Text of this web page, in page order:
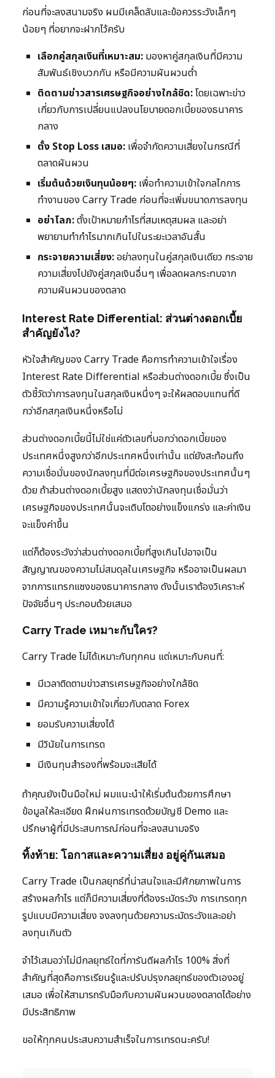
ก่อนที่จะลงสนามจริง ผมมีเคล็ดลับและข้อควรระวังเล็กๆ
น้อยๆ ที่อยากจะฝากไว้ครับ
เลือกคู่สกุลเงินที่เหมาะสม: มองหาคู่สกุลเงินที่มีความ
สัมพันธ์เชิงบวกกัน หรือมีความผันผวนต่ำ
ติดตามข่าวสารเศรษฐกิจอย่างใกล้ชิด:โดยเฉพาะข่าว
เกี่ยวกับการเปลี่ยนแปลงนโยบายดอกเบี้ยของธนาคาร
กลาง
ตั้ง Stop Loss เสมอ: เพื่อจำกัดความเสี่ยงในกรณีที่
ตลาดผันผวน
เริ่มต้นด้วยเงินทุนน้อยๆ: เพื่อทำความเข้าใจกลไกการ
ทำงานของ Carry Trade ก่อนที่จะเพิ่มขนาดการลงทุน
อย่าโลภ:ตั้งเป้าหมายกำไรที่สมเหตุสมผล และอย่า
พยายามทำกำไรมากเกินไปในระยะเวลาอันสั้น
กระจายความเสี่ยง:อย่าลงทุนในคู่สกุลเงินเดียว กระจาย
ความเสี่ยงไปยังคู่สกุลเงินอื่นๆ เพื่อลดผลกระทบจาก
ความผันผวนของตลาด
Interest Rate Differential: ส่วนต่างดอกเบี้ย
สำคัญยังไง?
หัวใจสำคัญของ Carry Trade คือการทำความเข้าใจเรื่อง
Interest Rate Differential หรือส่วนต่างดอกเบี้ย ซึ่งเป็น
ตัวชี้วัดว่าการลงทุนในสกุลเงินหนึ่งๆ จะให้ผลตอบแทนที่ดี
กว่าอีกสกุลเงินหนึ่งหรือไม่
ส่วนต่างดอกเบี้ยนี้ไม่ใช่แค่ตัวเลขที่บอกว่าดอกเบี้ยของ
ประเทศหนึ่งสูงกว่าอีกประเทศหนึ่งเท่านั้น แต่ยังสะท้อนถึง
ความเชื่อมั่นของนักลงทุนที่มีต่อเศรษฐกิจของประเทศนั้นๆ
ด้วย ถ้าส่วนต่างดอกเบี้ยสูง แสดงว่านักลงทุนเชื่อมั่นว่า
เศรษฐกิจของประเทศนั้นจะเติบโตอย่างแข็งแกร่ง และค่าเงิน
จะแข็งค่าขึ้น
แต่ก็ต้องระวังว่าส่วนต่างดอกเบี้ยที่สูงเกินไปอาจเป็น
สัญญาณของความไม่สมดุลในเศรษฐกิจ หรืออาจเป็นผลมา
จากการแทรกแซงของธนาคารกลาง ดังนั้นเราต้องวิเคราะห์
ปัจจัยอื่นๆ ประกอบด้วยเสมอ
Carry Trade เหมาะกับใคร?
Carry Trade ไม่ได้เหมาะกับทุกคน แต่เหมาะกับคนที่:
มีเวลาติดตามข่าวสารเศรษฐกิจอย่างใกล้ชิด
มีความรู้ความเข้าใจเกี่ยวกับตลาด Forex
ยอมรับความเสี่ยงได้
มีวินัยในการเทรด
มีเงินทุนสำรองที่พร้อมจะเสียได้
ถ้าคุณยังเป็นมือใหม่ ผมแนะนำให้เริ่มต้นด้วยการศึกษา
ข้อมูลให้ละเอียด ฝึกฝนการเทรดด้วยบัญชี Demo และ
ปรึกษาผู้ที่มีประสบการณ์ก่อนที่จะลงสนามจริง
ทิ้งท้าย: โอกาสและความเสี่ยง อยู่คู่กันเสมอ
Carry Trade เป็นกลยุทธ์ที่น่าสนใจและมีศักยภาพในการ
สร้างผลกำไร แต่ก็มีความเสี่ยงที่ต้องระมัดระวัง การเทรดทุก
รูปแบบมีความเสี่ยง จงลงทุนด้วยความระมัดระวังและอย่า
ลงทุนเกินตัว
จำไว้เสมอว่าไม่มีกลยุทธ์ใดที่การันตีผลกำไร 100% สิ่งที่
สำคัญที่สุดคือการเรียนรู้และปรับปรุงกลยุทธ์ของตัวเองอยู่
เสมอ เพื่อให้สามารถรับมือกับความผันผวนของตลาดได้อย่าง
มีประสิทธิภาพ
ขอให้ทุกคนประสบความสำเร็จในการเทรดนะครับ!